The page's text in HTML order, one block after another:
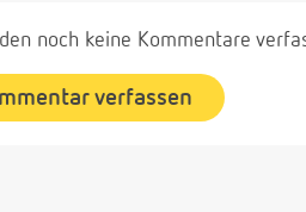
noch keine Kommentare
verfassen